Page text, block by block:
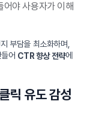
야 사용자가 이해
부담을 최소화하며,
어 CTR 향상 전략에
릭 유도 감성